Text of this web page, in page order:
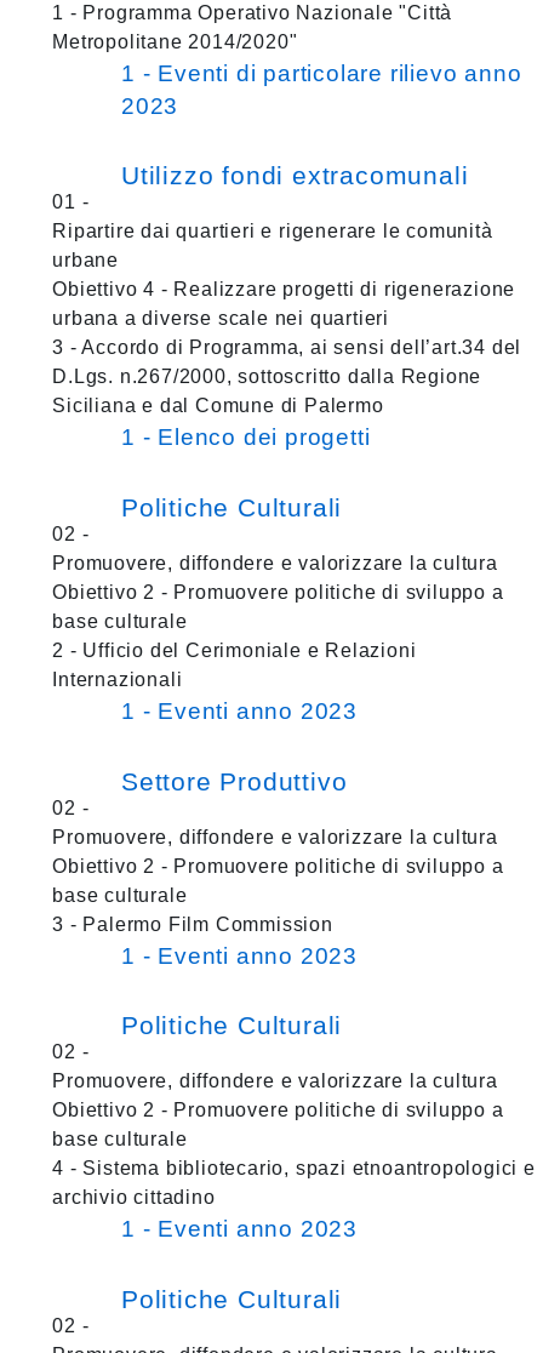
1 - Programma Operativo Nazionale "Città
Metropolitane 2014/2020"
1 - Eventi di particolare rilievo anno
2023
Utilizzo fondi extracomunali
01 -
Ripartire dai quartieri e rigenerare le comunità
urbane
Obiettivo 4 - Realizzare progetti di rigenerazione
urbana a diverse scale nei quartieri
3 - Accordo di Programma, ai sensi dell’art.34 del
D.Lgs. n.267/2000, sottoscritto dalla Regione
Siciliana e dal Comune di Palermo
1 - Elenco dei progetti
Politiche Culturali
02 -
Promuovere, diffondere e valorizzare la cultura
Obiettivo 2 - Promuovere politiche di sviluppo a
base culturale
2 - Ufficio del Cerimoniale e Relazioni
Internazionali
1 - Eventi anno 2023
Settore Produttivo
02 -
Promuovere, diffondere e valorizzare la cultura
Obiettivo 2 - Promuovere politiche di sviluppo a
base culturale
3 - Palermo Film Commission
1 - Eventi anno 2023
Politiche Culturali
02 -
Promuovere, diffondere e valorizzare la cultura
Obiettivo 2 - Promuovere politiche di sviluppo a
base culturale
4 - Sistema bibliotecario, spazi etnoantropologici e
archivio cittadino
1 - Eventi anno 2023
Politiche Culturali
02 -